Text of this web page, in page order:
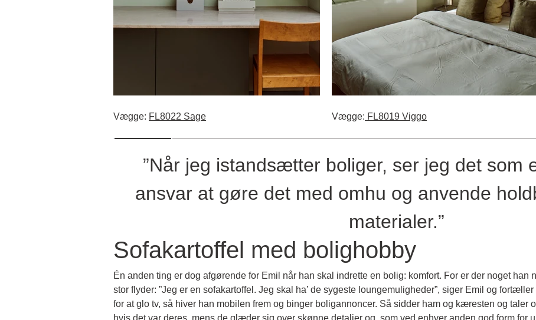
Vægge: FL8022 Sage Vægge: FL8019 Viggo
”Når jeg istandsætter boliger, ser jeg det som
ansvar at gøre det med omhu og anvende
materialer.”
Sofakartoffel med bolighobby
Én anden ting er dog afgørende for Emil når han skal indrette en bolig: komfort. For er der noget han
stor flyder: ”Jeg er en sofakartoffel. Jeg skal ha’ de sygeste loungemuligheder”, siger Emil og
for at glo tv, så hiver han mobilen frem og binger boligannoncer. Så sidder ham og kæresten og taler